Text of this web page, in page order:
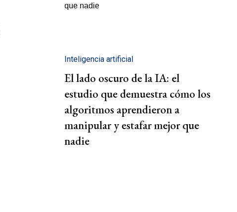
Inteligencia artificial
El lado oscuro de la IA: el
estudio que demuestra cómo los
algoritmos aprendieron a
manipular y estafar mejor que
nadie